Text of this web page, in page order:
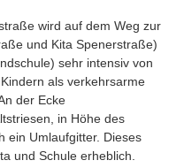
wird auf dem Weg zur
und Kita Spenerstraße)
sehr intensiv von
als verkehrsarme
der Ecke
in Höhe des
ein Umlaufgitter. Dieses
und Schule erheblich.